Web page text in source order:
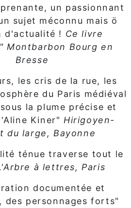
un passionnant
sujet méconnu mais ö
d'actualité ! Ce livre
Montbarbon Bourg en
Bresse
les cris de la rue, les
du Paris médiéval
la plume précise et
Kiner" Hirigoyen-
du large, Bayonne
ténue traverse tout le
à lettres, Paris
documentée et
des personnages forts"